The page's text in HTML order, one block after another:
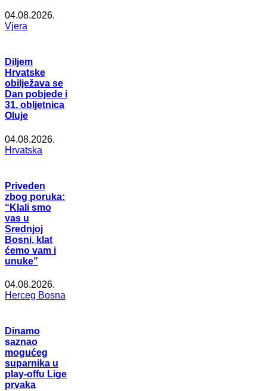
04.08.2026.
Vjera
Diljem
Hrvatske
obilježava se
Dan pobjede i
31. obljetnica
Oluje
04.08.2026.
Hrvatska
Priveden
zbog poruka:
“Klali smo
vas u
Srednjoj
Bosni, klat
ćemo vam i
unuke”
04.08.2026.
Herceg Bosna
Dinamo
saznao
mogućeg
suparnika u
play-offu Lige
prvaka